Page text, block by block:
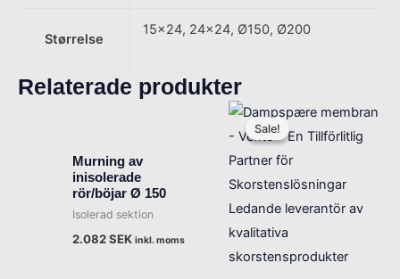
Størrelse
15×24, 24×24, Ø150, Ø200
Relaterade produkter
Murning av
inisolerade
rör/böjar Ø 150
Isolerad sektion
2.082SEK inkl. moms
Sale!
Sale!
Det
ursprungliga
priset
Det
priset